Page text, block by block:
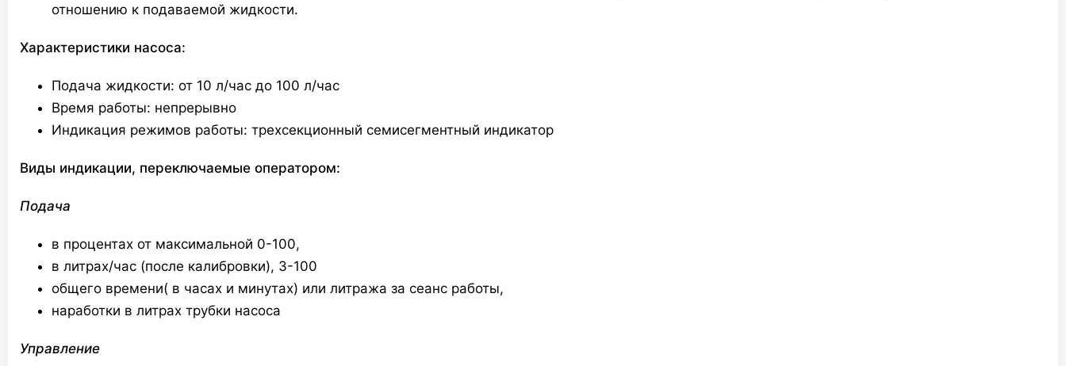
отношению к подаваемой жидкости.
Характеристики насоса:
Подача жидкости: от 10 л/час до 100 л/час
Время работы: непрерывно
Индикация режимов работы: трехсекционный семисегментный индикатор
Виды индикации, переключаемые оператором:
Подача
в процентах от максимальной 0-100,
в литрах/час (после калибровки), 3-100
общего времени( в часах и минутах) или литража за сеанс работы,
наработки в литрах трубки насоса
Управление